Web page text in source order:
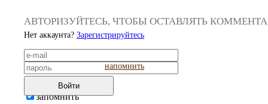
АВТОРИЗУЙТЕСЬ, ЧТОБЫ ОСТАВЛЯТЬ
Нет аккаунта? Зарегистрируйтесь
напомнить
Войти
запомнить